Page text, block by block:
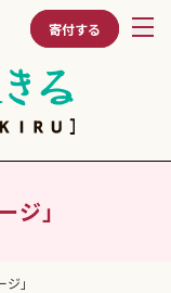
寄付する
ジ」
」